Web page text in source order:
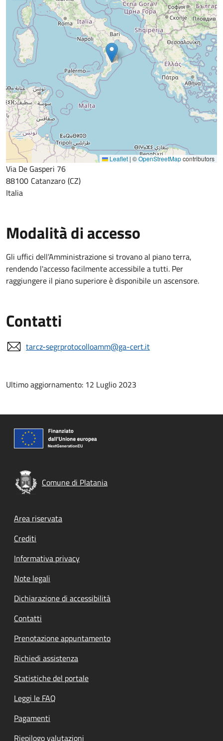
Leaflet | ©OpenStreetMapcontributors
Via De Gasperi 76
88100 Catanzaro CZ
Italia
Modalità di accesso
Gli uffici dell’Amministrazione si trovano al piano terra,
rendendo l'accesso facilmente accessibile a tutti. Per
raggiungere il piano superiore è disponibile un ascensore.
Contatti
tarcz-segrprotocolloamm@ga-cert.it
Ultimo aggiornamento: 12 Luglio 2023
Comune di Platania
Footer menu
Area riservata
Crediti
Informativa privacy
Note legali
Dichiarazione di accessibilità
Contatti
Prenotazione appuntamento
Richiedi assistenza
Statistiche del portale
Leggi le FAQ
Pagamenti
Riepilogo valutazioni